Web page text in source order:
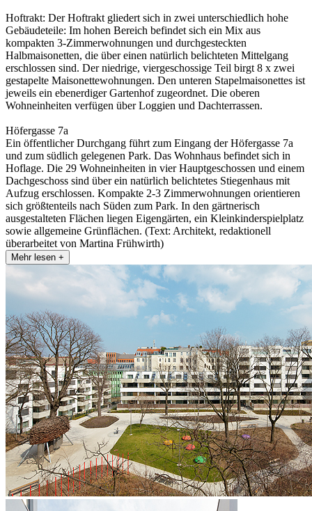
Hoftrakt: Der Hoftrakt gliedert sich in zwei unterschiedlich hohe
Gebäudeteile: Im hohen Bereich befindet sich ein Mix aus
kompakten 3-Zimmerwohnungen und durchgesteckten
Halbmaisonetten, die über einen natürlich belichteten Mittelgang
erschlossen sind. Der niedrige, viergeschossige Teil birgt 8 x zwei
gestapelte Maisonettewohnungen. Den unteren Stapelmaisonettes ist
jeweils ein ebenerdiger Gartenhof zugeordnet. Die oberen
Wohneinheiten verfügen über Loggien und Dachterrassen.
Höfergasse 7a
Ein öffentlicher Durchgang führt zum Eingang der Höfergasse 7a
und zum südlich gelegenen Park. Das Wohnhaus befindet sich in
Hoflage. Die 29 Wohneinheiten in vier Hauptgeschossen und einem
Dachgeschoss sind über ein natürlich belichtetes Stiegenhaus mit
Aufzug erschlossen. Kompakte 2-3 Zimmerwohnungen orientieren
sich größtenteils nach Süden zum Park. In den gärtnerisch
ausgestalteten Flächen liegen Eigengärten, ein Kleinkinderspielplatz
sowie allgemeine Grünflächen. (Text: Architekt, redaktionell
überarbeitet von Martina Frühwirth)
Mehr lesen +